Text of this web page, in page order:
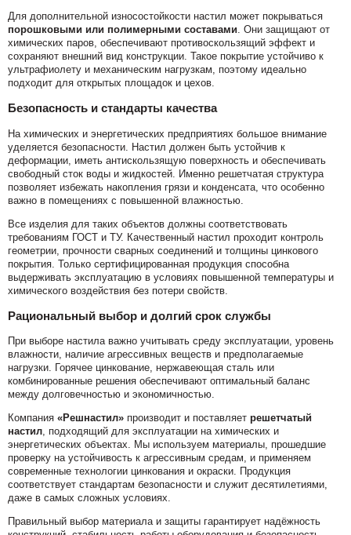
Для дополнительной износостойкости настил может покрываться
порошковыми или полимерными составами. Они защищают от
химических паров, обеспечивают противоскользящий эффект и
сохраняют внешний вид конструкции. Такое покрытие устойчиво к
ультрафиолету и механическим нагрузкам, поэтому идеально
подходит для открытых площадок и цехов.
Безопасность и стандарты качества
На химических и энергетических предприятиях большое внимание
уделяется безопасности. Настил должен быть устойчив к
деформации, иметь антискользящую поверхность и обеспечивать
свободный сток воды и жидкостей. Именно решетчатая структура
позволяет избежать накопления грязи и конденсата, что особенно
важно в помещениях с повышенной влажностью.
Все изделия для таких объектов должны соответствовать
требованиям ГОСТ и ТУ. Качественный настил проходит контроль
геометрии, прочности сварных соединений и толщины цинкового
покрытия. Только сертифицированная продукция способна
выдерживать эксплуатацию в условиях повышенной температуры и
химического воздействия без потери свойств.
Рациональный выбор и долгий срок службы
При выборе настила важно учитывать среду эксплуатации, уровень
влажности, наличие агрессивных веществ и предполагаемые
нагрузки. Горячее цинкование, нержавеющая сталь или
комбинированные решения обеспечивают оптимальный баланс
между долговечностью и экономичностью.
Компания «Решнастил» производит и поставляет решетчатый
настил , подходящий для эксплуатации на химических и
энергетических объектах. Мы используем материалы, прошедшие
проверку на устойчивость к агрессивным средам, и применяем
современные технологии цинкования и окраски. Продукция
соответствует стандартам безопасности и служит десятилетиями,
даже в самых сложных условиях.
Правильный выбор материала и защиты гарантирует надёжность